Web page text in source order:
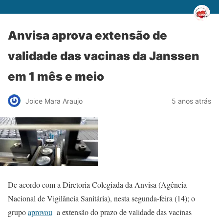
Anvisa aprova extensão de
validade das vacinas da Janssen
em 1 mês e meio
Joice Mara Araujo 5 anos atrás
De acordo com a Diretoria Colegiada da Anvisa (Agência
Nacional de Vigilância Sanitária), nesta segunda-feira (14); o
grupoaprovou a extensão do prazo de validade das vacinas